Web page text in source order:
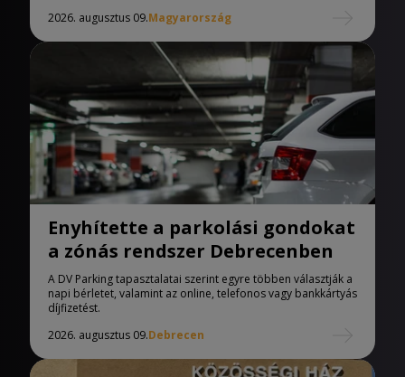
2026. augusztus 09.Magyarország
Enyhítette a parkolási gondokat
a zónás rendszer Debrecenben
A DV Parking tapasztalatai szerint egyre többen választják a
napi bérletet, valamint az online, telefonos vagy bankkártyás
díjfizetést.
2026. augusztus 09.Debrecen